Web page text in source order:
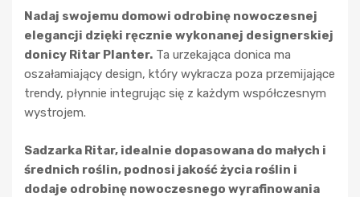
Nadaj swojemu domowi odrobinę nowoczesnej
elegancji dzięki ręcznie wykonanej designerskiej
donicy Ritar Planter. Ta urzekająca donica ma
oszałamiający design, który wykracza poza przemijające
trendy, płynnie integrując się z każdym współczesnym
wystrojem.
Sadzarka Ritar, idealnie dopasowana do małych i
średnich roślin, podnosi jakość życia roślin i
dodaje odrobinę nowoczesnego wyrafinowania